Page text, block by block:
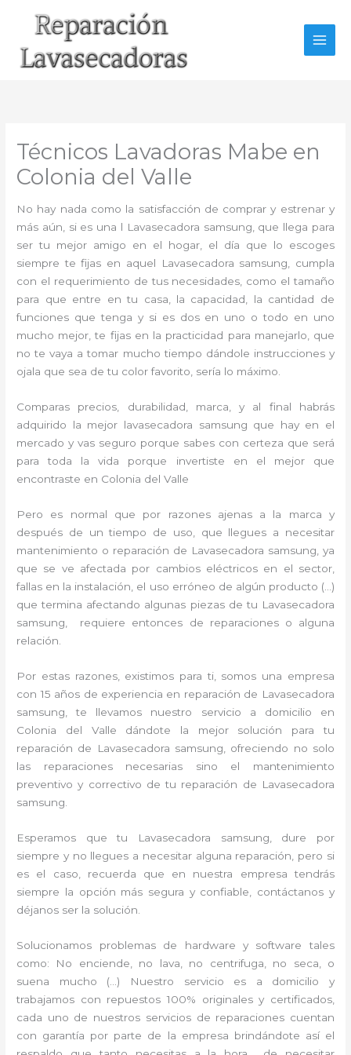
Técnicos Lavadoras Mabe en
Colonia del Valle
No hay nada como la satisfacción de comprar y estrenar y
más aún, si es una l Lavasecadora samsung, que llega para
ser tu mejor amigo en el hogar, el día que lo escoges
siempre te fijas en aquel Lavasecadora samsung, cumpla
con el requerimiento de tus necesidades, como el tamaño
para que entre en tu casa, la capacidad, la cantidad de
funciones que tenga y si es dos en uno o todo en uno
mucho mejor, te fijas en la practicidad para manejarlo, que
no te vaya a tomar mucho tiempo dándole instrucciones y
ojala que sea de tu color favorito, sería lo máximo.
Comparas precios, durabilidad, marca, y al final habrás
adquirido la mejor lavasecadora samsung que hay en el
mercado y vas seguro porque sabes con certeza que será
para toda la vida porque invertiste en el mejor que
encontraste en Colonia del Valle
Pero es normal que por razones ajenas a la marca y
después de un tiempo de uso, que llegues a necesitar
mantenimiento o reparación de Lavasecadora samsung, ya
que se ve afectada por cambios eléctricos en el sector,
fallas en la instalación, el uso erróneo de algún producto (…)
que termina afectando algunas piezas de tu Lavasecadora
samsung, requiere entonces de reparaciones o alguna
relación.
Por estas razones, existimos para ti, somos una empresa
con 15 años de experiencia en reparación de Lavasecadora
samsung, te llevamos nuestro servicio a domicilio en
Colonia del Valle dándote la mejor solución para tu
reparación de Lavasecadora samsung, ofreciendo no solo
las reparaciones necesarias sino el mantenimiento
preventivo y correctivo de tu reparación de Lavasecadora
samsung.
Esperamos que tu Lavasecadora samsung, dure por
siempre y no llegues a necesitar alguna reparación, pero si
es el caso, recuerda que en nuestra empresa tendrás
siempre la opción más segura y confiable, contáctanos y
déjanos ser la solución.
Solucionamos problemas de hardware y software tales
como: No enciende, no lava, no centrifuga, no seca, o
suena mucho (…) Nuestro servicio es a domicilio y
trabajamos con repuestos 100% originales y certificados,
cada uno de nuestros servicios de reparaciones cuentan
con garantía por parte de la empresa brindándote así el